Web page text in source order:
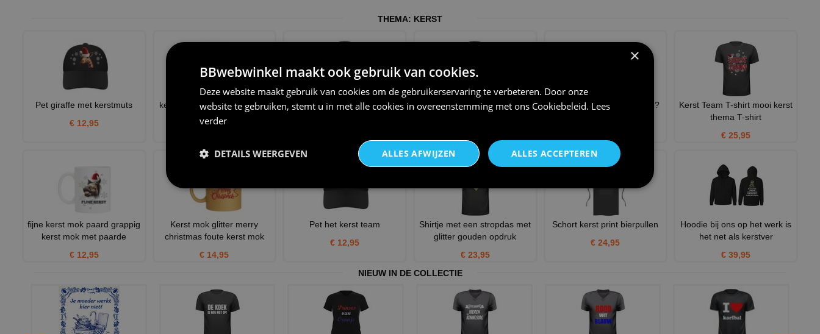
THEMA: KERST
Pet giraffe met kerstmuts
€ 12,95
kerstman t-shirt lange mouw
€ 24,95
Vrolijk kerstmis grappig T-shirt
vrolijk kerstfeest t-shirt
Koffiemok kerst gezellig he?
Kerst Team T-shirt mooi kerst
thema T-shirt
€ 25,95
fijne kerst mok paard grappig
kerst mok met paarde
€ 12,95
Kerst mok glitter merry
christmas foute kerst mok
€ 14,95
Pet het kerst team
€ 12,95
Shirtje met een stropdas met
glitter gouden opdruk
€ 23,95
Schort kerst print bierpullen
€ 24,95
Hoodie bij ons op het werk is
het net als kerstver
€ 39,95
NIEUW IN DE COLLECTIE
×
BBwebwinkel maakt ook gebruik van cookies.
Deze website maakt gebruik van cookies om de gebruikerservaring te verbeteren. Door onze
website te gebruiken, stemt u in met alle cookies in overeenstemming met ons Cookiebeleid. Lees
verder
ALLES ACCEPTEREN
ALLES AFWIJZEN
DETAILS WEERGEVEN